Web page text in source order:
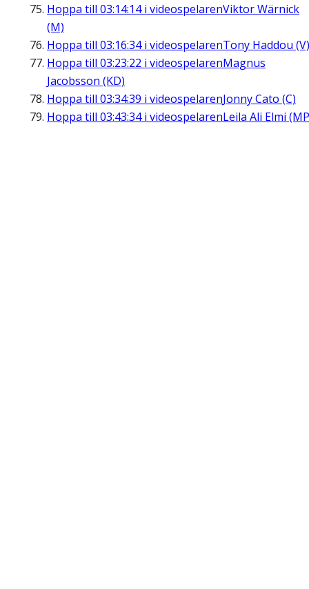
Hoppa till 03:14:14i videospelarenViktor Wärnick
(M)
Hoppa till 03:16:34i videospelarenTony Haddou (V)
Hoppa till 03:23:22 i videospelarenMagnus
Jacobsson (KD)
Hoppa till 03:34:39 i videospelarenJonny Cato (C)
Hoppa till 03:43:34i videospelarenLeila Ali Elmi